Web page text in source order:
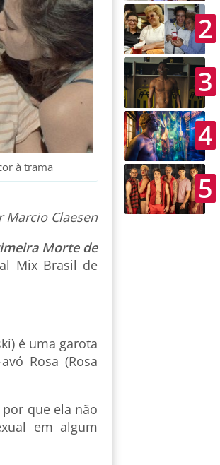
à trama
Marcio Claesen
Morte de
Mix Brasil de
é uma garota
Rosa (Rosa
que ela não
em algum
2
3
4
5